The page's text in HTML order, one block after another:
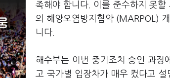
족해야 합니다. 이를 준수하지 못
의 해양오염방지협약 (MARPOL)
니다.
해수부는 이번 중기조치 승인 과
고 국가별 입장차가 매우 컸다고